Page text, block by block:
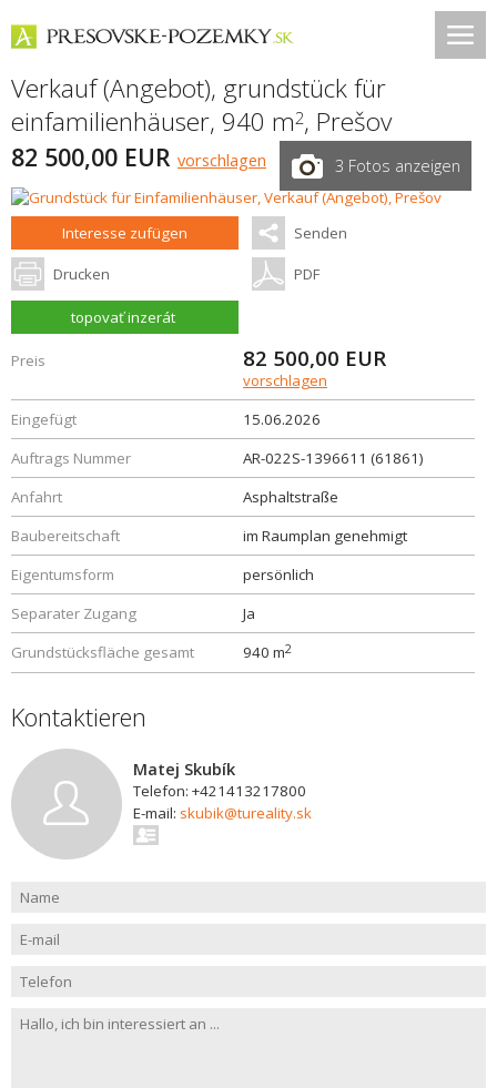
Verkauf (Angebot), grundstück für
einfamilienhäuser, 940 m2, Prešov
82 500,00 EUR vorschlagen 3 Fotos anzeigen
Interesse zufügen Senden
Drucken PDF
topovať inzerát
Preis 82 500,00 EUR
vorschlagen
Eingefügt
15.06.2026
Auftrags Nummer
AR-022S-1396611 (61861)
Anfahrt
Asphaltstraße
Baubereitschaft
im Raumplan genehmigt
Eigentumsform
persönlich
Separater Zugang
Ja
Grundstücksfläche gesamt
940 m2
Kontaktieren
Matej Skubík
Telefon: +421413217800
E-mail: skubik@tureality.sk